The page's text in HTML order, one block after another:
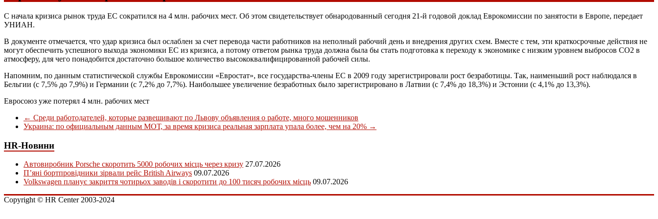
С начала кризиса рынок труда ЕС сократился на 4 млн. рабочих мест. Об этом свидетельствует обнародованный сегодня 21-й годовой доклад Еврокомиссии по занятости в Европе, передает
УНИАН.
В документе отмечается, что удар кризиса был ослаблен за счет перевода части работников на неполный рабочий день и внедрения других схем. Вместе с тем, эти краткосрочные действия не
могут обеспечить успешного выхода экономики ЕС из кризиса, а потому ответом рынка труда должна была бы стать подготовка к переходу к экономике с низким уровнем выбросов СО2 в
атмосферу, для чего понадобится достаточно большое количество высококвалифицированной рабочей силы.
Напомним, по данным статистической службы Еврокомиссии «Евростат», все государства-члены ЕС в 2009 году зарегистрировали рост безработицы. Так, наименьший рост наблюдался в
Бельгии (с 7,5% до 7,9%) и Германии (с 7,2% до 7,7%). Наибольшее увеличение безработных было зарегистрировано в Латвии (с 7,4% до 18,3%) и Эстонии (с 4,1% до 13,3%).
Евросоюз уже потерял 4 млн. рабочих мест
← Среди работодателей, которые развешивают по Львову объявления о работе, много мошенников
Украина: по официальным данным МОТ, за время кризиса реальная зарплата упала более, чем на 20% →
HR-Новини
Автовиробник Porsche скоротить 5000 робочих місць через кризу 27.07.2026
П’яні бортпровідники зірвали рейс British Airways 09.07.2026
Volkswagen планує закриття чотирьох заводів і скоротити до 100 тисяч робочих місць 09.07.2026
Copyright © HR Center 2003-2024